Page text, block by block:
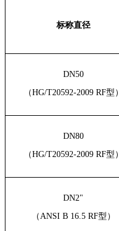
标称直径
DN50
（HG/T20592-2009 RF型）
DN80
（HG/T20592-2009 RF型）
DN2"
（ANSI B 16.5 RF型）